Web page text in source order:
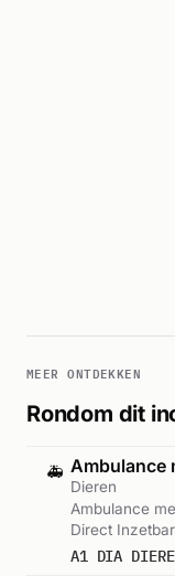
MEER ONTDEKKEN
Rondom dit
🚑 Ambulance
Dieren
Ambulance
Direct
13:43.
A1 DIA